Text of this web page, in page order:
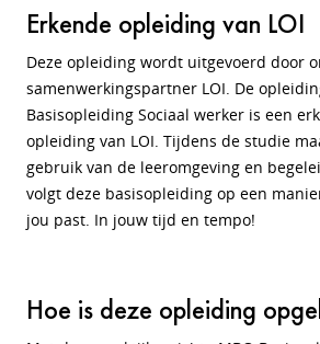
Erkende opleiding van LOI
Deze opleiding wordt uitgevoerd door
samenwerkingspartner LOI. De
Basisopleiding Sociaal werker is een
opleiding van LOI. Tijdens de studie
gebruik van de leeromgeving en
volgt deze basisopleiding op een
jou past. In jouw tijd en tempo!
Hoe is deze opleiding